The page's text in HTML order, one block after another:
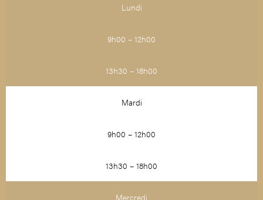
Lundi
9h00 – 12h00
13h30 – 18h00
Mardi
9h00 – 12h00
13h30 – 18h00
Mercredi